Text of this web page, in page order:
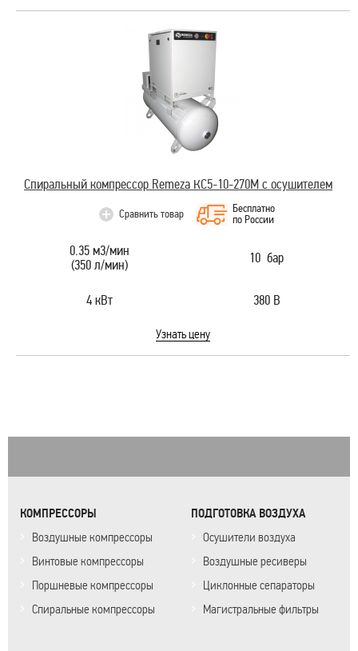
Спиральный компрессор Remeza КС5-10-270М с осушителем
Сравнить товар
Бесплатно
по России
0.35 м3/мин
(350 л/мин)
10 бар
4 кВт 380 В
Узнать цену
КОМПРЕССОРЫ
Воздушные компрессоры
Винтовые компрессоры
Поршневые компрессоры
Спиральные компрессоры
ПОДГОТОВКА ВОЗДУХА
Осушители воздуха
Воздушные ресиверы
Циклонные сепараторы
Магистральные фильтры